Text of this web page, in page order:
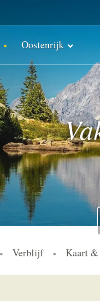
Oostenrijk
Verblijf Kaart